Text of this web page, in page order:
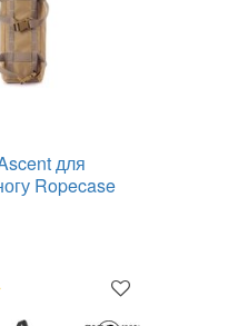
для
Ropecase